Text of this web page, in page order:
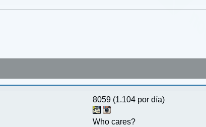
8059 (1.104 por día)
Who cares?